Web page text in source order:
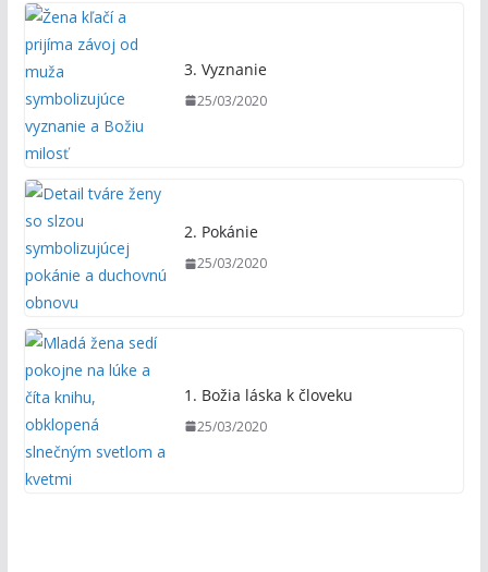
3. Vyznanie
25/03/2020
2. Pokánie
25/03/2020
1. Božia láska k človeku
25/03/2020